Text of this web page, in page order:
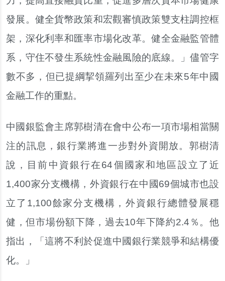
發展。健全貨幣政策和宏觀審慎政策雙支柱調控框
架，深化利率和匯率市場化改革。健全金融監管體
系，守住不發生系統性金融風險的底線。」儘管字
數不多，但已提綱挈領羅列出至少在未來5年中國
金融工作的重點。
中國銀監會主席郭樹清在會中公布一項市場相當關
注的訊息，銀行業將進一步對外資開放。郭樹清
說，目前中資銀行在64個國家和地區設立了近
1,400家分支機構，外資銀行在中國69個城市也設
立了1,100餘家分支機構，外資銀行總體發展穩
健，但市場份額下降，過去10年下降約2.4％。他
指出，「這將不利於促進中國銀行業競爭和結構優
化。」